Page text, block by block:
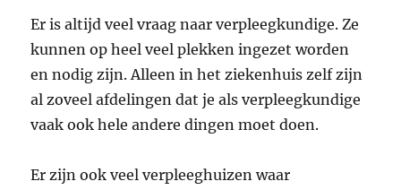
Er is altijd veel vraag naar verpleegkundige. Ze
kunnen op heel veel plekken ingezet worden
en nodig zijn. Alleen in het ziekenhuis zelf zijn
al zoveel afdelingen dat je als verpleegkundige
vaak ook hele andere dingen moet doen.
Er zijn ook veel verpleeghuizen waar